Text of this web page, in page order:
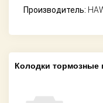
Производитель:
Колодки тормозные